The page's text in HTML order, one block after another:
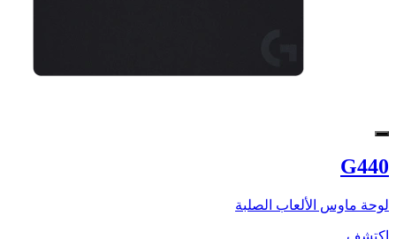
G440
لوحة ماوس الألعاب الصلبة
اكتشف